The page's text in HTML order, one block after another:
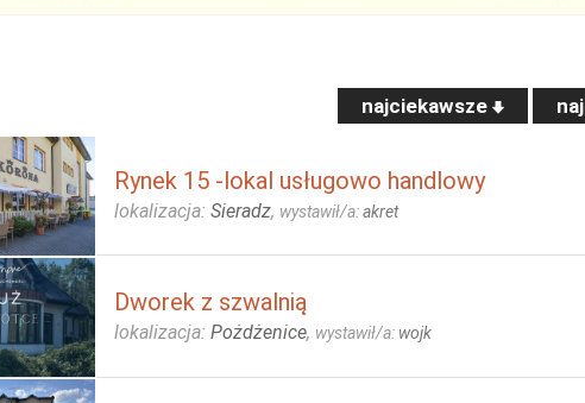
najciekawsze
Rynek 15 -lokal usługowo handlowy
lokalizacja: Sieradz, wystawił/a:akret
Dworek z szwalnią
lokalizacja: Pożdżenice, wystawił/a: wojk